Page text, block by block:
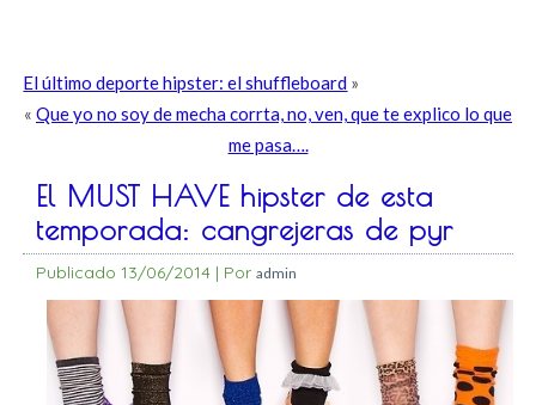
El último deporte hipster: el shuffleboard »
« Que yo no soy de mecha corrta, no, ven, que te explico lo que
me pasa….
El MUST HAVE hipster de esta
temporada: cangrejeras de pyr
Publicado 13/06/2014 | Por admin